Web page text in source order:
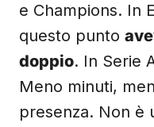
e Champions. In
questo punto
doppio. In Serie
Meno minuti,
presenza. Non è